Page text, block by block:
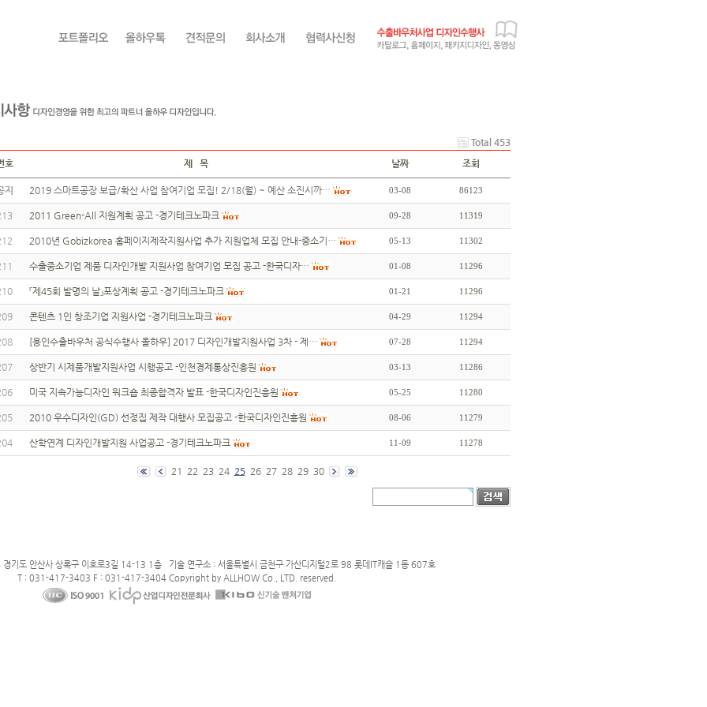
Total 453
호
제 목 날짜 조회
지 2019 스마트공장 보급/확산 사업 참여기업 모집! 2/18(월) ~ 예산 소진시까… 03-08 86123
2011 Green-All 지원계획 공고 -경기테크노파크 09-28 11319
2010년 Gobizkorea 홈페이지제작지원사업 추가 지원업체 모집 안내-중소기… 05-13 11302
수출중소기업 제품 디자인개발 지원사업 참여기업 모집 공고 -한국디자… 01-08 11296
『제45회 발명의 날』포상계획 공고 -경기테크노파크 01-21 11296
콘텐츠 1인 창조기업 지원사업 -경기테크노파크 04-29 11294
[용인수출바우처 공식수행사 올하우] 2017 디자인개발지원사업 3차 - 제… 07-28 11294
상반기 시제품개발지원사업 시행공고 -인천경제통상진흥원 03-13 11286
미국 지속가능디자인 워크숍 최종합격자 발표 -한국디자인진흥원 05-25 11280
2010 우수디자인(GD) 선정집 제작 대행사 모집공고 -한국디자인진흥원 08-06 11279
산학연계 디자인개발지원 사업공고 -경기테크노파크 11-09 11278
21 22 23 24 25 26 27 28 29 30
기도 안산사 상록구 이호로3길 14-13 1층 기술 연구소 : 서울특별시 금천구 가산디지털2로 98 롯데IT캐슬 1동 607호
T : 031-417-3403 F : 031-417-3404 Copyright by ALLHOW Co., LTD. reserved.